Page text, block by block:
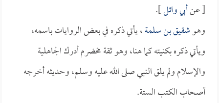
[ عنأبي وائل].
وهوشقيق بن سلمة، يأتي ذكره في بعض الروايات باسمه،
ويأتي ذكره بكنيته كما هنا، وهو ثقة مخضرم أدرك الجاهلية
والإسلام ولم يلق النبي صلى الله عليه وسلم، وحديثه أخرجه
أصحاب الكتب الستة.